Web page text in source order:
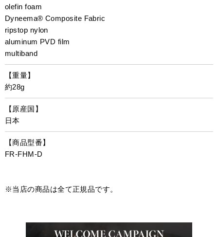
olefin foam
Dyneema® Composite Fabric
ripstop nylon
aluminum PVD film
multiband
【重量】
約28g
【原産国】
日本
【商品型番】
FR-FHM-D
※当店の商品は全て正規品です。